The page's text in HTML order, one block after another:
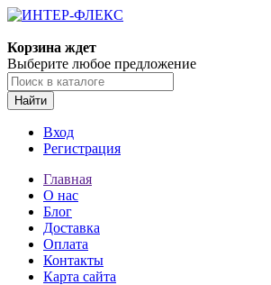
Корзина ждет
Выберите любое предложение
Найти
Вход
Регистрация
Главная
О нас
Блог
Доставка
Оплата
Контакты
Карта сайта